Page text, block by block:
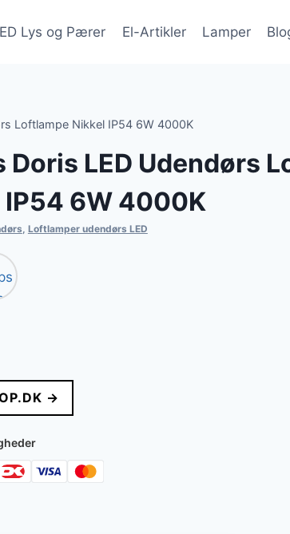
Lys og Pærer El-Artikler Lamper
Loftlampe Nikkel IP54 6W 4000K
Doris LED Udendørs
IP54 6W 4000K
, Loftlamper udendørs LED
→